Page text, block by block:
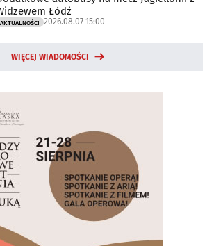
Łódź
AKTUALNOŚCI 2026.08.07 15:00
WIĘCEJ WIADOMOŚCI